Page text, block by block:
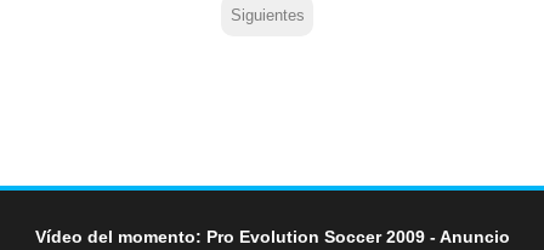
Siguientes
Vídeo del momento: Pro Evolution Soccer 2009 - Anuncio